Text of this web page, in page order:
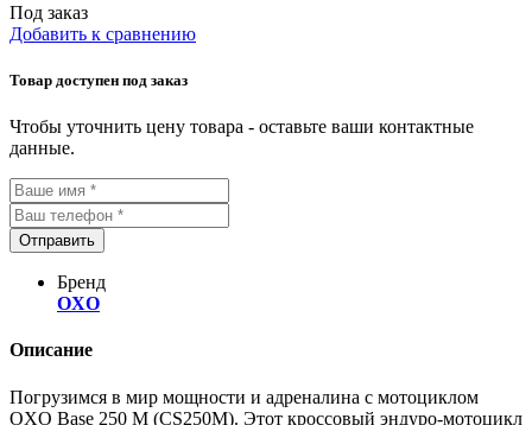
Под заказ
Добавить к сравнению
Товар доступен под заказ
Чтобы уточнить цену товара - оставьте ваши контактные
данные.
Отправить
Бренд
OXO
Описание
Погрузимся в мир мощности и адреналина с мотоциклом
OXO Base 250 M (CS250M). Этот кроссовый эндуро-мотоцикл